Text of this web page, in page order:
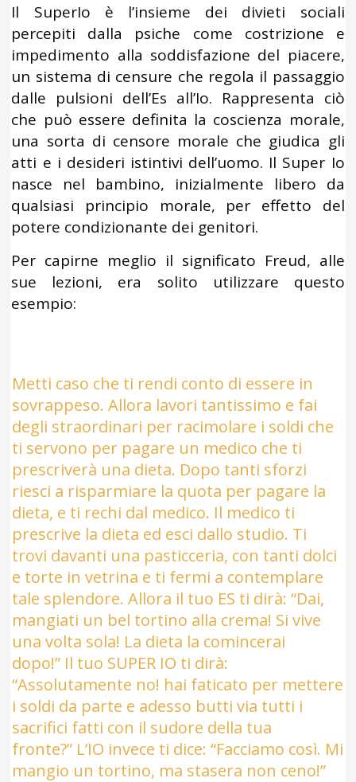
Il SuperIo è l’insieme dei divieti sociali
percepiti dalla psiche come costrizione e
impedimento alla soddisfazione del piacere,
un sistema di censure che regola il passaggio
dalle pulsioni dell’Es all’Io. Rappresenta ciò
che può essere definita la coscienza morale,
una sorta di censore morale che giudica gli
atti e i desideri istintivi dell’uomo. Il Super Io
nasce nel bambino, inizialmente libero da
qualsiasi principio morale, per effetto del
potere condizionante dei genitori.
Per capirne meglio il significato Freud, alle
sue lezioni, era solito utilizzare questo
esempio:
Metti caso che ti rendi conto di essere in
sovrappeso. Allora lavori tantissimo e fai
degli straordinari per racimolare i soldi che
ti servono per pagare un medico che ti
prescriverà una dieta. Dopo tanti sforzi
riesci a risparmiare la quota per pagare la
dieta, e ti rechi dal medico. Il medico ti
prescrive la dieta ed esci dallo studio. Ti
trovi davanti una pasticceria, con tanti dolci
e torte in vetrina e ti fermi a contemplare
tale splendore. Allora il tuo ES ti dirà: “Dai,
mangiati un bel tortino alla crema! Si vive
una volta sola! La dieta la comincerai
dopo!” Il tuo SUPER IO ti dirà:
“Assolutamente no! hai faticato per mettere
i soldi da parte e adesso butti via tutti i
sacrifici fatti con il sudore della tua
fronte?” L’IO invece ti dice: “Facciamo così. Mi
mangio un tortino, ma stasera non ceno!”